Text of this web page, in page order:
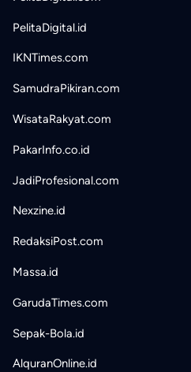
PelitaDigital.id
IKNTimes.com
SamudraPikiran.com
WisataRakyat.com
PakarInfo.co.id
JadiProfesional.com
Nexzine.id
RedaksiPost.com
Massa.id
GarudaTimes.com
Sepak-Bola.id
AlquranOnline.id